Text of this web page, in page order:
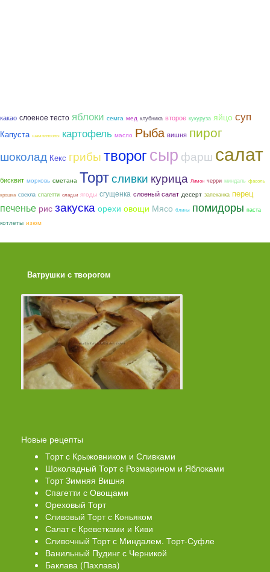
какао слоеное тесто яблоки семга мед клубника второе кукуруза яйцо суп
Капуста шампиньоны картофель масло Рыба вишня пирог
шоколад Кекс грибытворогсыр фарш салат
бисквит морковь сметана Тортсливки курица Лимон черри миндаль фасоль
крошка свекла спагетти оладьи ягоды сгущенка слоеный салат десерт запеканка перец
печенье рис закуска орехи овощи Мясо блины помидоры паста
котлеты изюм
Ватрушки с творогом
Новые рецепты
Торт с Крыжовником и Сливками
Шоколадный Торт с Розмарином и Яблоками
Торт Зимняя Вишня
Спагетти с Овощами
Ореховый Торт
Сливовый Торт с Коньяком
Салат с Креветками и Киви
Сливочный Торт с Миндалем. Торт-Суфле
Ванильный Пудинг с Черникой
Баклава (Пахлава)